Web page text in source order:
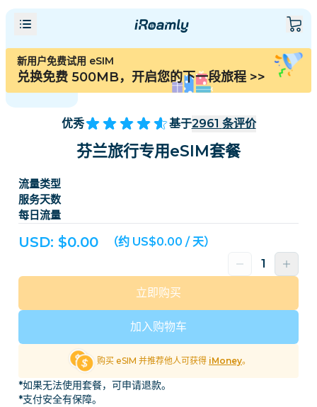
新用户免费试用 eSIM
兑换免费 500MB，开启您的下一段旅程 >>
优秀 基于2961 条评价
芬兰旅行专用eSIM套餐
流量类型
服务天数
每日流量
USD: $0.00 （约 US$0.00 / 天）
加入购物车
立即购买
购买 eSIM 并推荐他人可获得 iMoney。
*如果无法使用套餐，可申请退款。
*支付安全有保障。